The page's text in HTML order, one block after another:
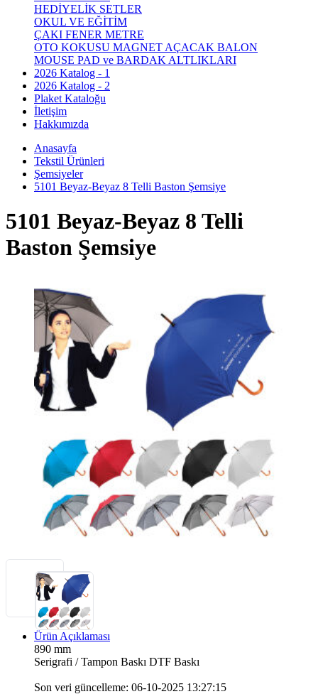
HEDİYELİK SETLER
OKUL VE EĞİTİM
ÇAKI FENER METRE
OTO KOKUSU MAGNET AÇACAK BALON
MOUSE PAD ve BARDAK ALTLIKLARI
2026 Katalog - 1
2026 Katalog - 2
Plaket Kataloğu
İletişim
Hakkımızda
Anasayfa
Tekstil Ürünleri
Şemsiyeler
5101 Beyaz-Beyaz 8 Telli Baston Şemsiye
5101 Beyaz-Beyaz 8 Telli
Baston Şemsiye
Ürün Açıklaması
890 mm
Serigrafi / Tampon Baskı DTF Baskı
Son veri güncelleme: 06-10-2025 13:27:15